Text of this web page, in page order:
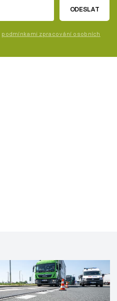
ODESLAT
podmínkami zpracování osobních